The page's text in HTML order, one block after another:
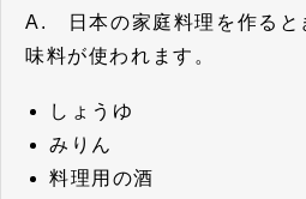
A. 日本の家庭料理を作ると
味料が使われます。
しょうゆ
みりん
料理用の酒